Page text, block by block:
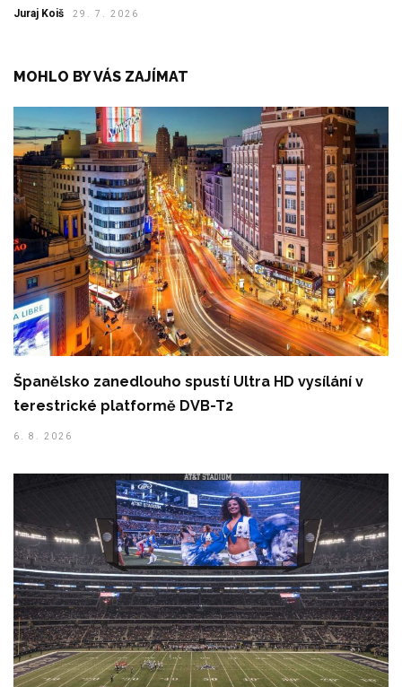
Juraj Koiš 29. 7. 2026
MOHLO BY VÁS ZAJÍMAT
Španělsko zanedlouho spustí Ultra HD vysílání v
terestrické platformě DVB-T2
6. 8. 2026